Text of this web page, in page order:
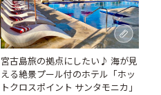
宮古島旅の拠点にしたい♪ 海が見
える絶景プール付のホテル「ホッ
トクロスポイント サンタモニカ」